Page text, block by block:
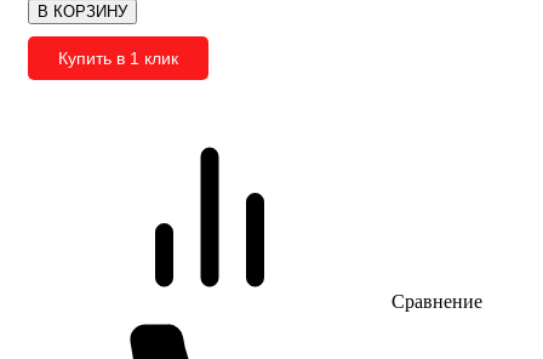
В КОРЗИНУ
Купить в 1 клик
Сравнение